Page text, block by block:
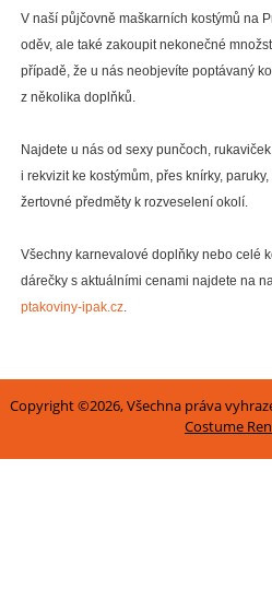
V naší půjčovně maškarních kostýmů na
oděv, ale také zakoupit nekonečné
případě, že u nás neobjevíte poptávaný
z několika doplňků.
Najdete u nás od sexy punčoch,
i rekvizit ke kostýmům, přes knírky,
žertovné předměty k rozveselení okolí.
Všechny karnevalové doplňky nebo celé
dárečky s aktuálními cenami najdete na
ptakoviny-ipak.cz.
Copyright ©2026, Všechna práva
Costume